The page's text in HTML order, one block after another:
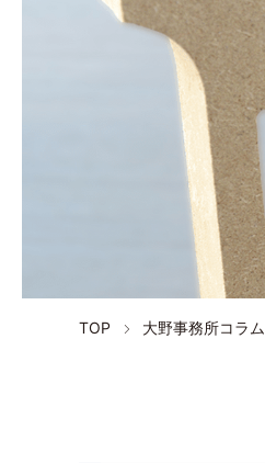
TOP 大野事務所コラム